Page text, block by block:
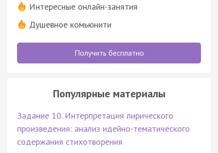
Интересные онлайн-занятия
Душевное комьюнити
Получить бесплатно
Популярные материалы
Задание 10. Интерпретация лирического
произведения: анализ идейно-тематического
содержания стихотворения